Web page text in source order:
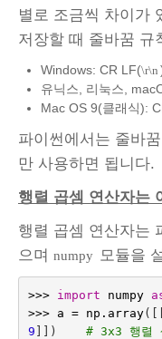
별로 조금씩 차이가
저장할 때 줄바꿈 규
Windows: CR LF(\r\n
유닉스, 리눅스,
Mac OS 9(클래식):
파이썬에서는 줄바
만 사용하면 됩니다.
행렬 곱셈 연산자는
행렬 곱셈 연산자는
으며 numpy 모듈을
>>> import numpy
>>>
a = np . array
9 ]])
# 3x3 행렬